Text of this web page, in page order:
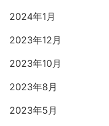
2024年1月
2023年12月
2023年10月
2023年8月
2023年5月